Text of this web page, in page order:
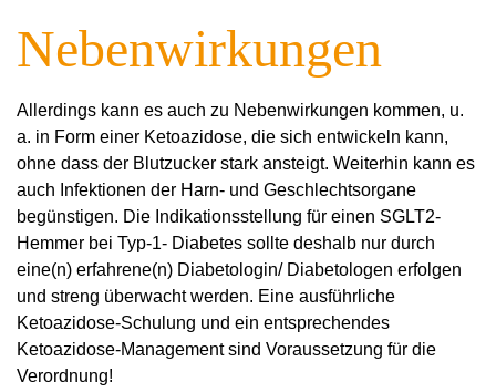
Nebenwirkungen
Allerdings kann es auch zu Nebenwirkungen kommen, u.
a. in Form einer Ketoazidose, die sich entwickeln kann,
ohne dass der Blutzucker stark ansteigt. Weiterhin kann es
auch Infektionen der Harn- und Geschlechtsorgane
begünstigen. Die Indikationsstellung für einen SGLT2-
Hemmer bei Typ-1- Diabetes sollte deshalb nur durch
eine(n) erfahrene(n) Diabetologin/ Diabetologen erfolgen
und streng überwacht werden. Eine ausführliche
Ketoazidose-Schulung und ein entsprechendes
Ketoazidose-Management sind Voraussetzung für die
Verordnung!